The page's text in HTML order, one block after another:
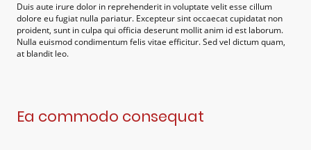
Duis aute irure dolor in reprehenderit in voluptate velit esse cillum
dolore eu fugiat nulla pariatur. Excepteur sint occaecat cupidatat non
proident, sunt in culpa qui officia deserunt mollit anim id est laborum.
Nulla euismod condimentum felis vitae efficitur. Sed vel dictum quam,
at blandit leo.
Ea commodo consequat